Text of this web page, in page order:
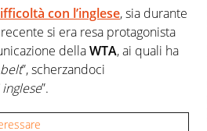
con l’inglese, sia durante
si era resa protagonista
dellaWTA, ai quali ha
”, scherzandoci
”.